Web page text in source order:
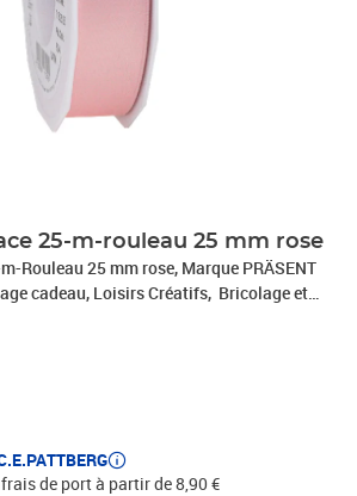
25-m-rouleau 25 mm rose
Rouleau 25 mm rose, Marque PRÄSENT
cadeau, Loisirs Créatifs, Bricolage et
ruban décoratif est produit en Allemagne
les différents thèmes de commerces et
anniversaire, mariage, Saint-Valentin ou
de la diversité de produits de
par vous-même les nombreux
fabriqué en Allemagne.
de port à partir de 8,90 €